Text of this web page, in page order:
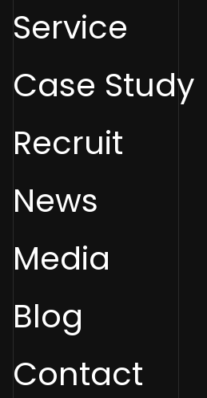
Service
Case Study
Recruit
News
Media
Blog
Contact